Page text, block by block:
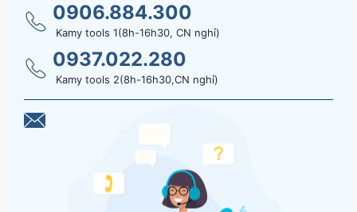
0906.884.300
Kamy tools 1(8h-16h30, CN nghỉ)
0937.022.280
Kamy tools 2(8h-16h30,CN nghỉ)